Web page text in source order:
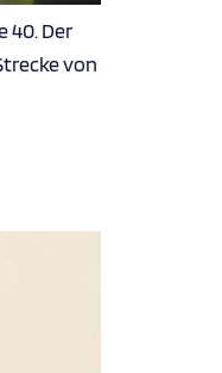
40. Der
von